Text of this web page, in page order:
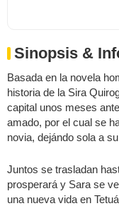
Sinopsis &
Basada en la novela
historia de la Sira
capital unos meses
amado, por el cual se
novia, dejándo sola a
Juntos se trasladan
prosperará y Sara se
una nueva vida en